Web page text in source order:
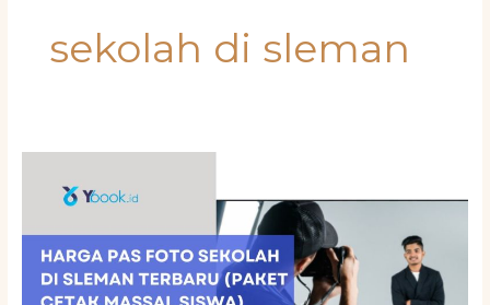
sekolah di sleman
Sekolah
Sleman